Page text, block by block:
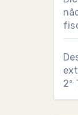
2º